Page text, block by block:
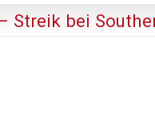
Streik bei